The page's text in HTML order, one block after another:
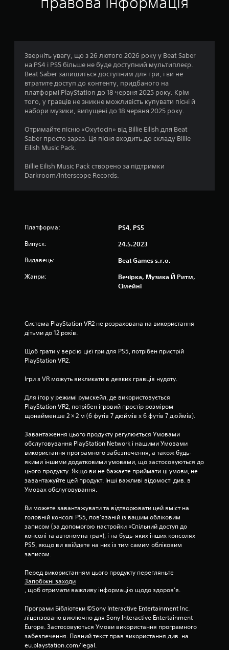
Зверніть увагу, що з 26 лютого 2026 року у Beat Saber
на PS4 і PS5 більше не буде доступний мультиплеєр.
Beat Saber залишиться доступним для гри, і ви не
втратите доступ до контенту, придбаного на
платформі PlayStation до 18 червня 2025 року. Крім
того, у гравців не зникне можливість купувати пісні й
набори музики, випущені до 18 червня 2025 року.
Отримайте пісню «Oxytocin» від Billie Eilish для Beat
Saber просто зараз. Ця пісня входить до складу Billie
Eilish Music Pack.
Billie Eilish Music Pack створено за підтримки
Darkroom/Interscope Records.
Платформа: PS4, PS5
Випуск: 24.5.2023
Видавець: Beat Games s.r.o.
Жанри:
Вечірка, Музика Й Ритм,
Сімейні
Система PlayStation VR2 не розрахована на використання
дітьми до 12 років.
Щоб грати у версію цієї гри для PS5, потрібен пристрій
PlayStation VR2.
Ігри з VR можуть викликати в деяких гравців нудоту.
Для ігор у режимі румскейл, де використовується
PlayStation VR2, потрібен ігровий простір розміром
щонайменше 2 × 2 м (6 футів 7 дюймів х 6 футів 7 дюймів).
Завантаження цього продукту регулюється Умовами
обслуговування PlayStation Network і нашими Умовами
використання програмного забезпечення, а також будь-
якими іншими додатковими умовами, що застосовуються до
цього продукту. Якщо ви не бажаєте приймати ці умови, не
завантажуйте цей продукт. Інші важливі відомості див. в
Умовах обслуговування.
Ви можете завантажувати та відтворювати цей вміст на
головній консолі PS5, пов’язаній із вашим обліковим
записом (за допомогою настройки «Спільний доступ до
консолі та автономна гра»), і на будь-яких інших консолях
PS5, якщо ви ввійдете на них із тим самим обліковим
записом.
Перед використанням цього продукту перегляньте
Запобіжні заходи
, щоб отримати важливу інформацію щодо здоров’я.
Програми Бібліотеки ©Sony Interactive Entertainment Inc.
ліцензовано виключно для Sony Interactive Entertainment
Europe. Застосовуються Умови використання програмного
забезпечення. Повний текст прав використання див. на
eu.playstation.com/legal.